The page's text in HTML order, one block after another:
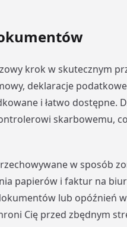
krok w skutecznym
deklaracje
i łatwo dostępne.
skarbowemu, co
w sposób
papierów i faktur na
lub opóźnień
Cię przed zbędnym